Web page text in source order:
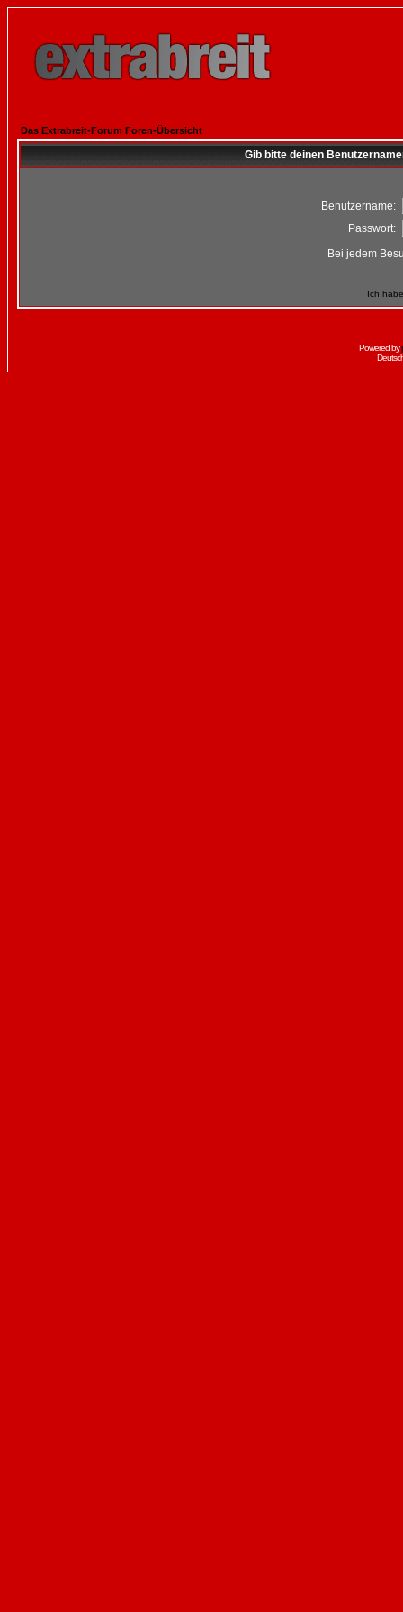
Das Extrabreit-Forum Foren-Übersicht
Gib bitte deinen
Benutzername:
Passwort:
Bei jedem
Ich
Powered by